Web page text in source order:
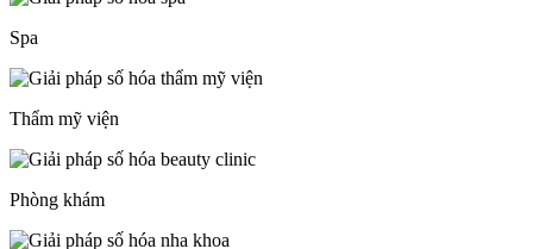
Spa
Thẩm mỹ viện
Phòng khám